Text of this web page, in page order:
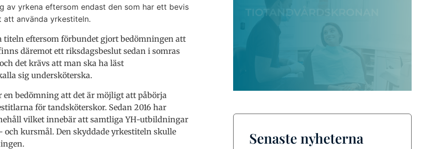
av yrkena eftersom endast den som har ett bevis
använda yrkestiteln.
titeln eftersom förbundet gjort bedömningen att
däremot ett riksdagsbeslut sedan i somras
det krävs att man ska ha läst
sig undersköterska.
bedömning att det är möjligt att påbörja
för tandsköterskor. Sedan 2016 har
vilket innebär att samtliga YH-utbildningar
kursmål. Den skyddade yrkestiteln skulle
Senaste nyheterna